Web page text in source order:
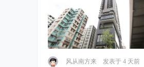
风从南方来 发表于 4 天前